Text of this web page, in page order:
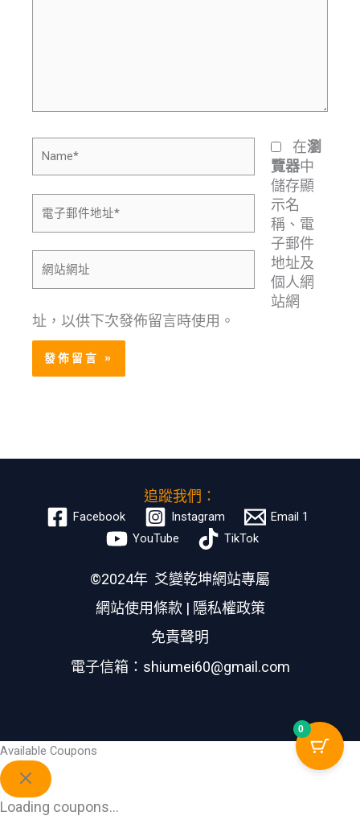
子
件
地
*
站
址
在瀏
覽器中
儲存顯
示名
稱、電
子郵件
地址及
個人網
站網
址，以供下次發佈留言時使用。
追蹤我們：
Facebook Instagram
Email 1
YouTube
TikTok
©2024年 爻變乾坤網站專屬
網站使用條款 | 隱私權政策
免責聲明
電子信箱：shiumei60@gmail.com
0
Available Coupons
Loading coupons...